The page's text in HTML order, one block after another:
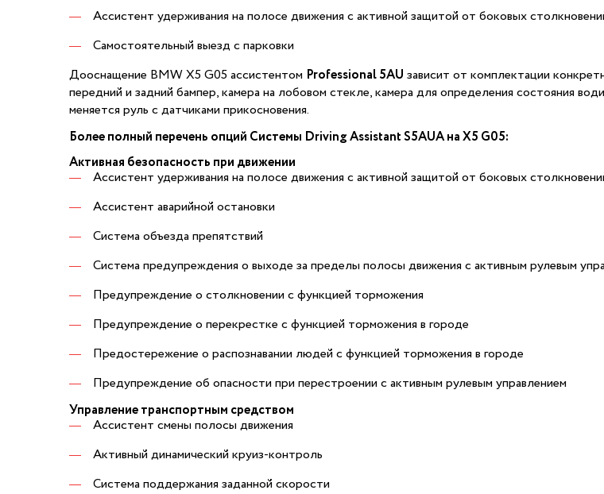
Ассистент удерживания на полосе движения с активной защитой от боковых
Самостоятельный выезд с парковки
Дооснащение BMW X5 G05 ассистентом Professional 5AU зависит от комплектации
передний и задний бампер, камера на лобовом стекле, камера для определения состояния
меняется руль с датчиками прикосновения.
Более полный перечень опций Системы Driving Assistant S5AUA на X5 G05:
Активная безопасность при движении
Ассистент удерживания на полосе движения с активной защитой от боковых
Ассистент аварийной остановки
Система объезда препятствий
Система предупреждения о выходе за пределы полосы движения с активным рулевым
Предупреждение о столкновении с функцией торможения
Предупреждение о перекрестке с функцией торможения в городе
Предостережение о распознавании людей с функцией торможения в городе
Предупреждение об опасности при перестроении с активным рулевым управлением
Управление транспортным средством
Ассистент смены полосы движения
Активный динамический круиз-контроль
Система поддержания заданной скорости